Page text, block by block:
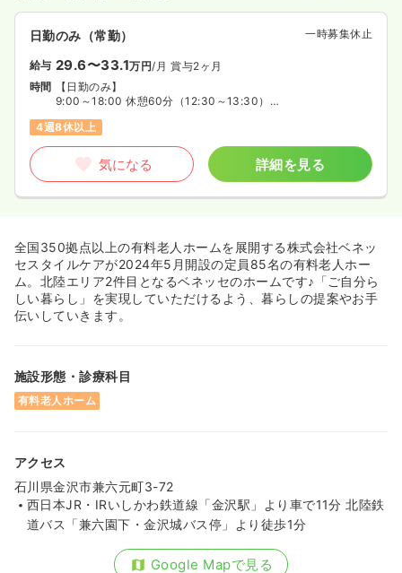
日勤のみ（常勤） 一時募集休止
給与 29.6〜33.1万円/月 賞与2ヶ月
時間
【日勤のみ】
9:00～18:00 休憩60分（12:30～13:30）
4週8休以上
気になる 詳細を見る
全国350拠点以上の有料老人ホームを展開する株式会社ベネッ
セスタイルケアが2024年5月開設の定員85名の有料老人ホー
ム。北陸エリア2件目となるベネッセのホームです♪「ご自分ら
しい暮らし」を実現していただけるよう、暮らしの提案やお手
伝いしていきます。
施設形態・診療科目
有料老人ホーム
アクセス
石川県金沢市兼六元町3-72
西日本JR・IRいしかわ鉄道線「金沢駅」より車で11分 北陸鉄
道バス「兼六園下・金沢城バス停」より徒歩1分
Google Mapで見る